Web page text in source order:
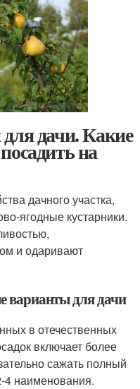
дачи. Какие
на
дачного участка,
ягодные кустарники.
и одаривают
варианты для дачи
в отечественных
включает более
сажать полный
4 наименования.